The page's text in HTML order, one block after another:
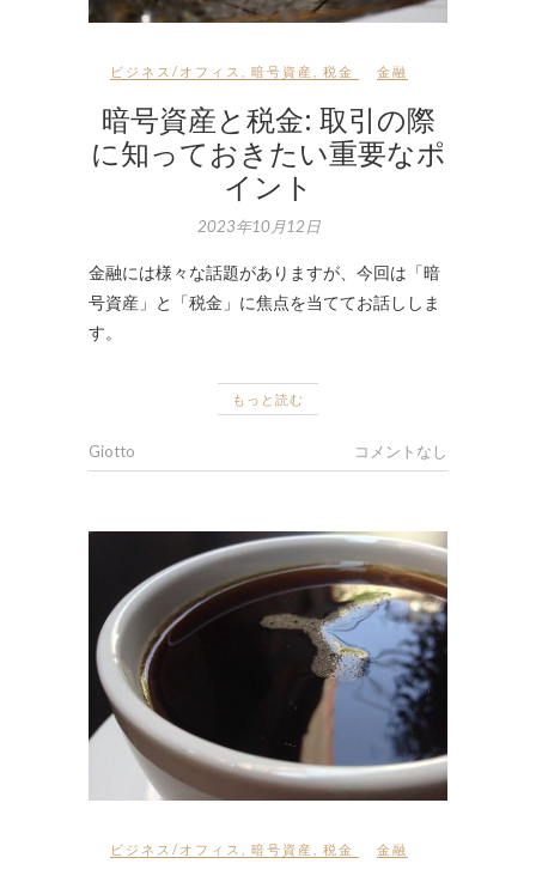
ビジネス/オフィス 暗号資産 税金 金融
暗号資産と税金: 取引の際
に知っておきたい重要なポ
イント
2023年10月12日
金融には様々な話題がありますが、今回は「暗
号資産」と「税金」に焦点を当ててお話ししま
す。
もっと読む
Giotto コメントなし
ビジネス/オフィス 暗号資産 税金 金融